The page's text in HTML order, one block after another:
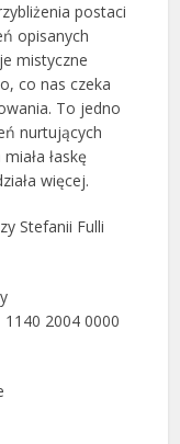
postaci
opisanych
mistyczne
co nas czeka
To jedno
nurtujących
łaskę
więcej.
Stefanii Fulli
2004 0000